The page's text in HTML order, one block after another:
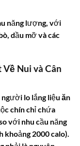
năng lượng, với
dầu mỡ và các
Nui và Cân
người lo lắng liệu ăn
chín chỉ chứa
với nhu cầu năng
khoảng 2000 calo).